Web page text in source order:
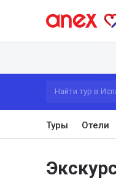
Найти тур в
Туры Отели